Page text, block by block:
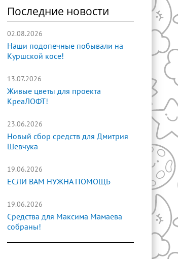
Последние новости
02.08.2026
Наши подопечные побывали на
Куршской косе!
13.07.2026
Живые цветы для проекта
КреаЛОФТ!
23.06.2026
Новый сбор средств для Дмитрия
Шевчука
19.06.2026
ЕСЛИ ВАМ НУЖНА ПОМОЩЬ
19.06.2026
Средства для Максима Мамаева
собраны!